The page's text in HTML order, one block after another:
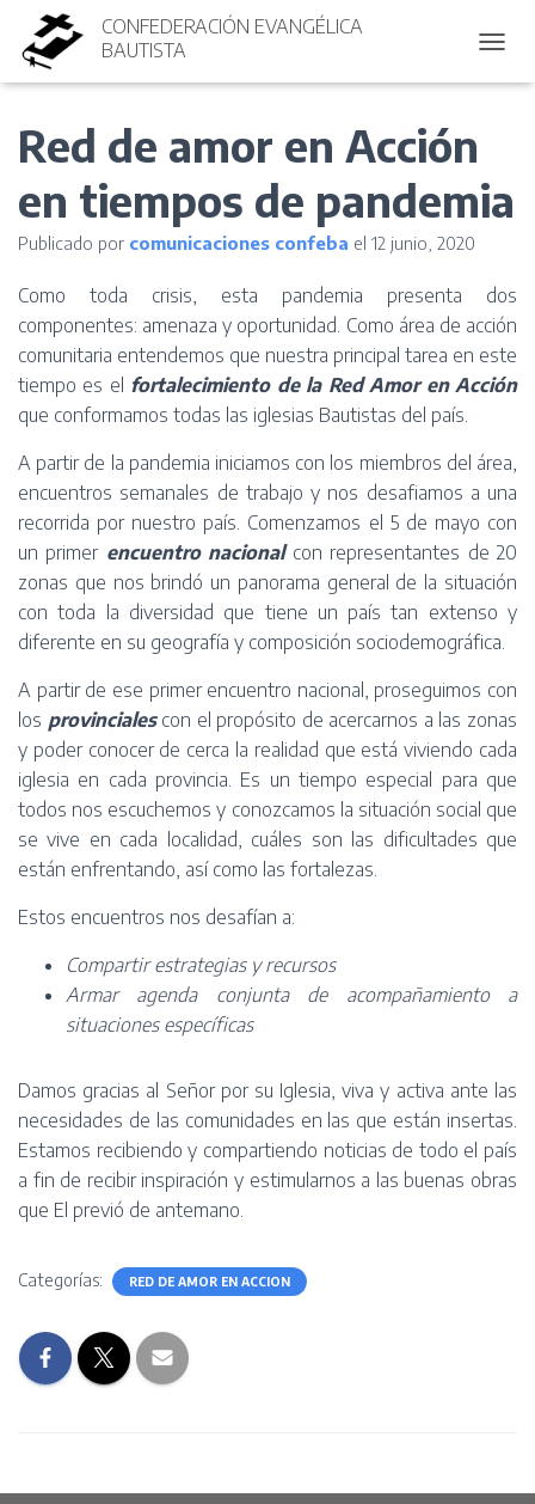
CONFEDERACIÓN EVANGÉLICA
BAUTISTA
Red de amor en Acción
en tiempos de pandemia
Publicado por comunicaciones confeba el 12 junio, 2020
Como toda crisis, esta pandemia presenta dos
componentes: amenaza y oportunidad. Como área de acción
comunitaria entendemos que nuestra principal tarea en este
tiempo es el fortalecimiento de la Red Amor en Acción
que conformamos todas las iglesias Bautistas del país.
A partir de la pandemia iniciamos con los miembros del área,
encuentros semanales de trabajo y nos desafiamos a una
recorrida por nuestro país. Comenzamos el 5 de mayo con
un primer encuentro nacionalcon representantes de 20
zonas que nos brindó un panorama general de la situación
con toda la diversidad que tiene un país tan extenso y
diferente en su geografía y composición sociodemográfica.
A partir de ese primer encuentro nacional, proseguimos con
los provincialescon el propósito de acercarnos a las zonas
y poder conocer de cerca la realidad que está viviendo cada
iglesia en cada provincia. Es un tiempo especial para que
todos nos escuchemos y conozcamos la situación social que
se vive en cada localidad, cuáles son las dificultades que
están enfrentando, así como las fortalezas.
Estos encuentros nos desafían a:
Compartir estrategias y recursos
Armar agenda conjunta de acompañamiento a
situaciones específicas
Damos gracias al Señor por su Iglesia, viva y activa ante las
necesidades de las comunidades en las que están insertas.
Estamos recibiendo y compartiendo noticias de todo el país
a fin de recibir inspiración y estimularnos a las buenas obras
que El previó de antemano.
Categorías: RED DE AMOR EN ACCION